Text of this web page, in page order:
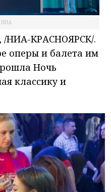
НИА
НИА-КРАСНОЯРСК/.
оперы и балета им
Ночь
классику и